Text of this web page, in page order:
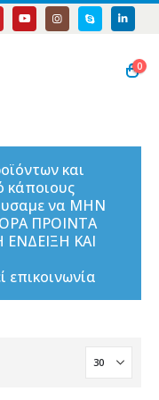
0
και
κάποιους
να ΜΗΝ
ΠΡΟΙΝΤΑ
ΚΑΙ